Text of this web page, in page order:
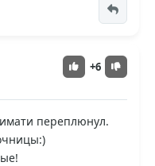
+6
переплюнул.